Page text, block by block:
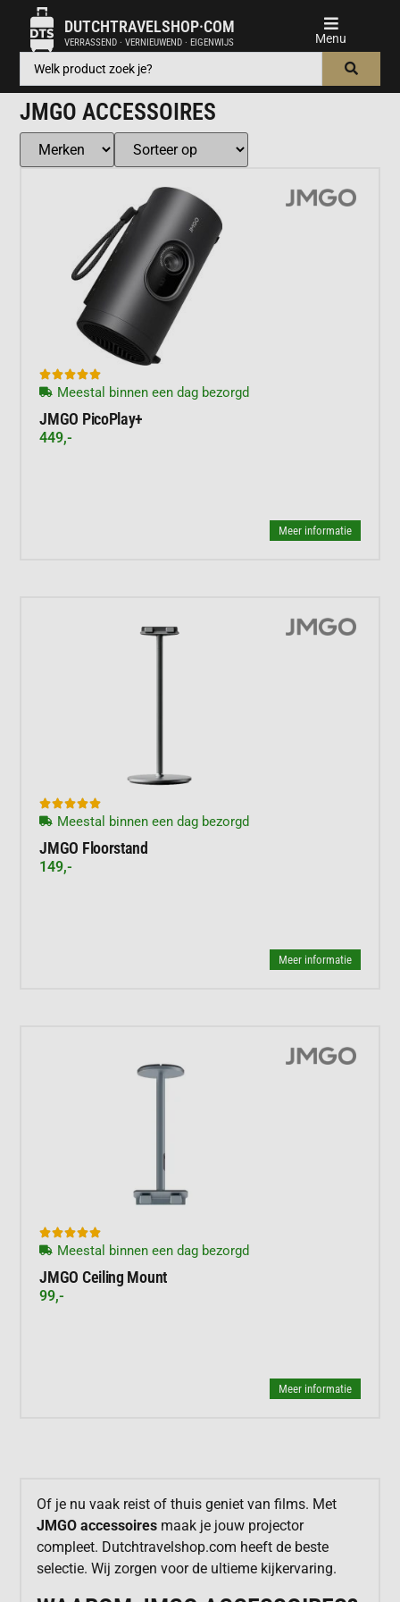
DUTCHTRAVELSHOP·COM
VERRASSEND · VERNIEUWEND · EIGENWIJS
JMGO ACCESSOIRES

Meestal binnen een dag bezorgd
JMGO PicoPlay+
449,-
Meer informatie

Meestal binnen een dag bezorgd
JMGO Floorstand
149,-
Meer informatie

Meestal binnen een dag bezorgd
JMGO Ceiling Mount
99,-
Meer informatie
Of je nu vaak reist of thuis geniet van films. Met
JMGO accessoiresmaak je jouw projector
compleet. Dutchtravelshop.com heeft de beste
selectie. Wij zorgen voor de ultieme kijkervaring.